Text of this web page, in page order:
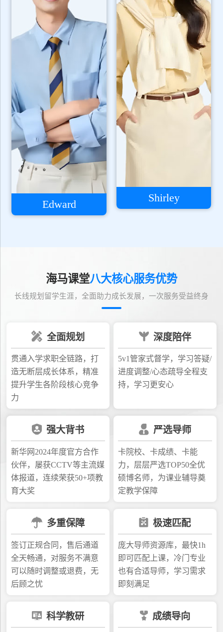
Edward
Shirley
海马课堂八大核心服务优势
长线规划留学生涯，全面助力成长发展，一次服务受益终身
全面规划
贯通入学求职全链路，打
造无断层成长体系，精准
提升学生各阶段核心竞争
力
深度陪伴
5v1管家式督学，学习答疑/
进度调整/心态疏导全程支
持，学习更安心
强大背书
新华网2024年度官方合作
伙伴，屡获CCTV等主流媒
体报道，连续荣获50+项教
育大奖
严选导师
卡院校、卡成绩、卡能
力，层层严选TOP50全优
硕博名师，为课业辅导奠
定教学保障
多重保障
签订正规合同，售后通道
全天畅通，对服务不满意
可以随时调整或退费，无
后顾之忧
极速匹配
庞大导师资源库，最快1h
即可匹配上课，冷门专业
也有合适导师，学习需求
即刻满足
科学教研 成绩导向